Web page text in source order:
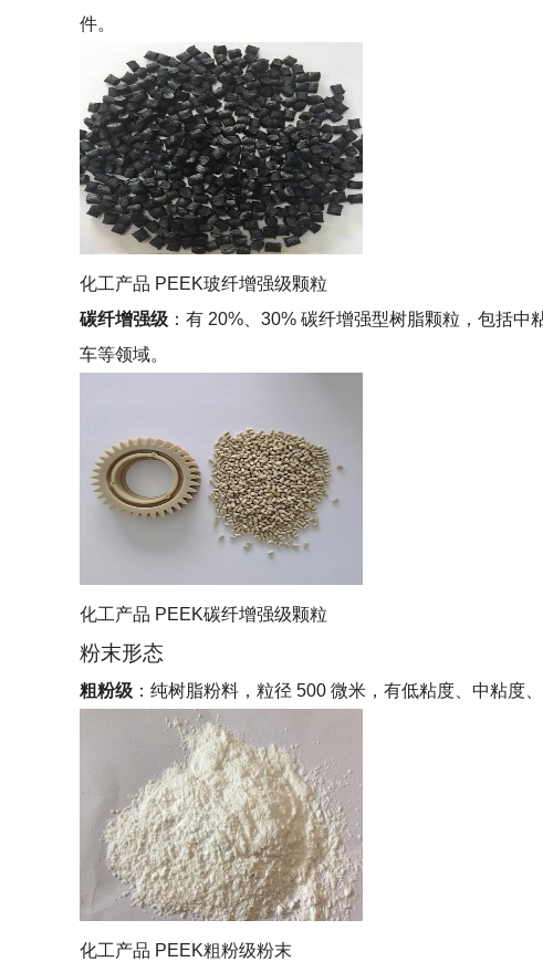
件。
化工产品 PEEK玻纤增强级颗粒
碳纤增强级 ：有 20%、30% 碳纤增强型树脂颗粒，包括
车等领域。
化工产品 PEEK碳纤增强级颗粒
粉末形态
粗粉级 ：纯树脂粉料，粒径 500 微米，有低粘度、中粘度
化工产品 PEEK粗粉级粉末